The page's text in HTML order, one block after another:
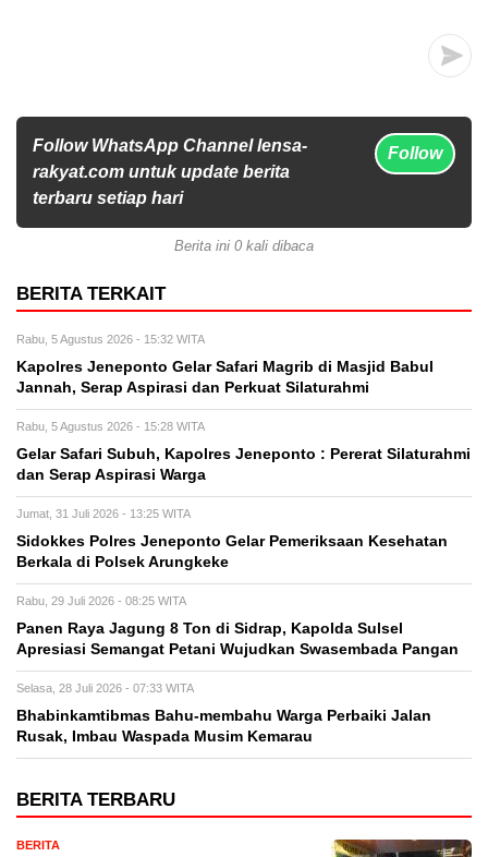
Follow WhatsApp Channel lensa-
rakyat.com untuk update berita
terbaru setiap hari
Follow
Berita ini 0 kali dibaca
BERITA TERKAIT
Rabu, 5 Agustus 2026 - 15:32 WITA
Kapolres Jeneponto Gelar Safari Magrib di Masjid Babul
Jannah, Serap Aspirasi dan Perkuat Silaturahmi
Rabu, 5 Agustus 2026 - 15:28 WITA
Gelar Safari Subuh, Kapolres Jeneponto : Pererat Silaturahmi
dan Serap Aspirasi Warga
Jumat, 31 Juli 2026 - 13:25 WITA
Sidokkes Polres Jeneponto Gelar Pemeriksaan Kesehatan
Berkala di Polsek Arungkeke
Rabu, 29 Juli 2026 - 08:25 WITA
Panen Raya Jagung 8 Ton di Sidrap, Kapolda Sulsel
Apresiasi Semangat Petani Wujudkan Swasembada Pangan
Selasa, 28 Juli 2026 - 07:33 WITA
Bhabinkamtibmas Bahu-membahu Warga Perbaiki Jalan
Rusak, Imbau Waspada Musim Kemarau
BERITA TERBARU
BERITA